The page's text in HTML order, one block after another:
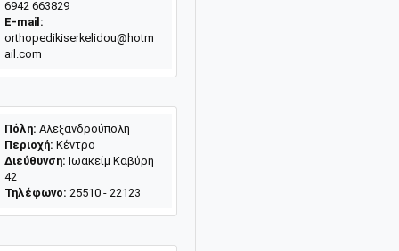
6942 663829
E-mail:
orthopedikiserkelidou@hotm
ail.com
Πόλη: Αλεξανδρούπολη
Περιοχή: Κέντρο
Διεύθυνση: Ιωακείμ Καβύρη
42
Τηλέφωνο: 25510 - 22123